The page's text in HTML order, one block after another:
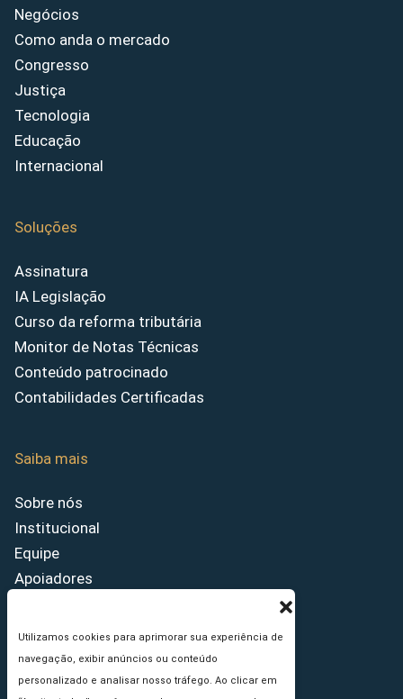
Utilizamos cookies para aprimorar sua experiência de
navegação, exibir anúncios ou conteúdo
personalizado e analisar nosso tráfego. Ao clicar em
Negócios
Como anda o mercado
Congresso
Justiça
Tecnologia
Educação
Internacional
Soluções
Assinatura
IA Legislação
Curso da reforma tributária
Monitor de Notas Técnicas
Conteúdo patrocinado
Contabilidades Certificadas
Saiba mais
Sobre nós
Institucional
Equipe
Apoiadores
Termos de uso
Política de privacidade